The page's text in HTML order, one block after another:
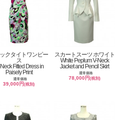
クタイトワンピー
ス
Fitted Dress in
Paisely Print
通常価格
39,000円(税別)
スカートスーツ ホワイト
White Peplum V-Neck
Jacket and Pencil Skirt
通常価格
78,000円 (税別)